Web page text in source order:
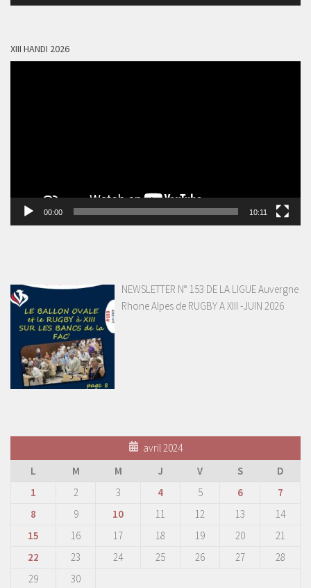
XIII HANDI 2026
00:00 10:11
NEWSLETTER N° 153 DE LA LIGUE Auvergne
Rhone Alpes de RUGBY A XIII -JUIN 2026
avril 2024
L
M M J V S
D
1
2 3 4 5 6
7
8
9 10 11 12 13
14
15
16 17 18 19 20
21
22
23 24 25 26 27
28
29
30